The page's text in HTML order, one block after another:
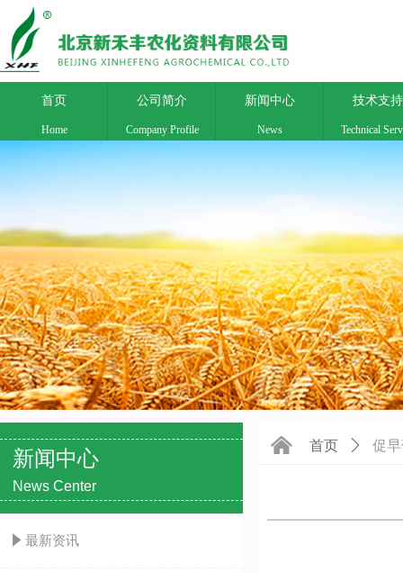
首页 公司简介 新闻中心 技术支持
Home Company Profile News Technical
新闻中心
News Center
념 最新资讯
낀 首页 ꄲ 促